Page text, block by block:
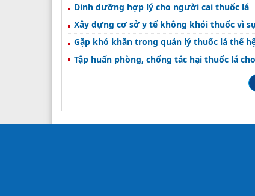
Dinh dưỡng hợp lý cho người cai thuốc lá
Xây dựng cơ sở y tế không khói thuốc vì
Gặp khó khăn trong quản lý thuốc lá thế
Tập huấn phòng, chống tác hại thuốc lá